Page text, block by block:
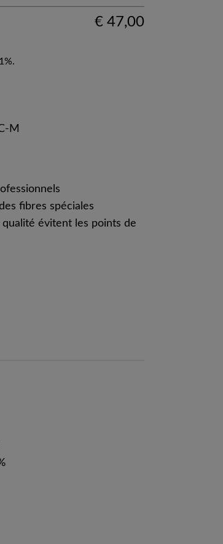
€ 47,00
M
fibres spéciales
qualité évitent les points de